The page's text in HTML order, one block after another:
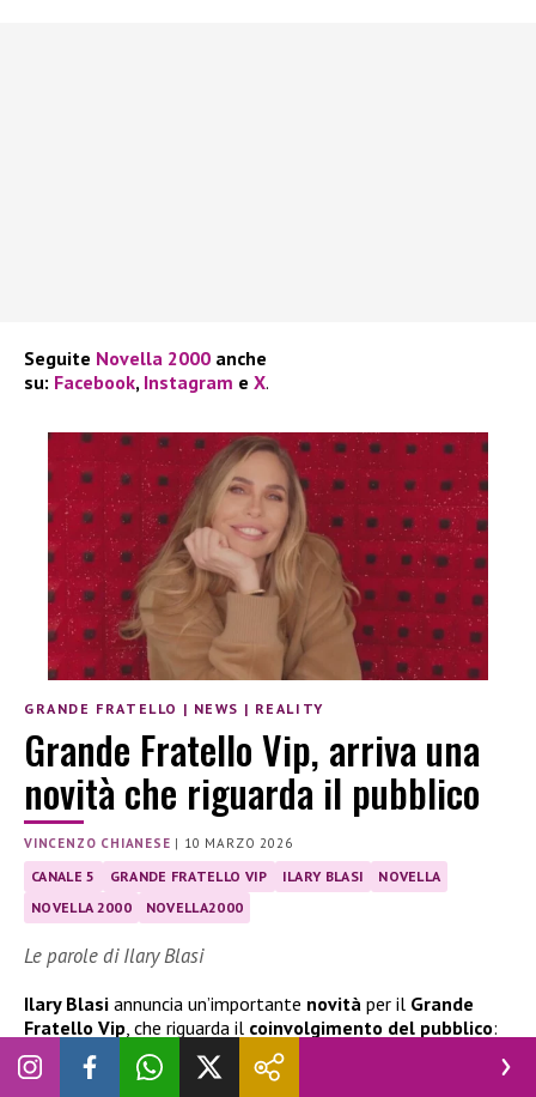
Seguite Novella 2000 anche
su: Facebook, Instagram e X.
GRANDE FRATELLO | NEWS | REALITY
Grande Fratello Vip, arriva una
novità che riguarda il pubblico
VINCENZO CHIANESE | 10 MARZO 2026
CANALE 5 GRANDE FRATELLO VIP ILARY BLASI
NOVELLA
NOVELLA 2000
NOVELLA2000
Le parole di Ilary Blasi
Ilary Blasi annuncia un’importante novità per il Grande
Fratello Vip , che riguarda il coinvolgimento del pubblico:
ecco di cosa si tratta e le parole della conduttrice.